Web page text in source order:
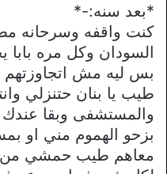
*بعد سنه:-*
كنت واقفه وسرحانه
السودان وكل مره بابا
بس ليه مش اتجاوزتهم
طيب يا بنان حتنزلي
والمستشفى وبقا
بزحو الهموم مني او
معاهم طيب حمشي من